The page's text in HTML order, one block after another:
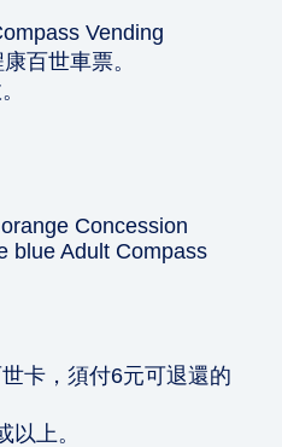
Vending
百世車票。
卡，須付6元可退還的
以上。